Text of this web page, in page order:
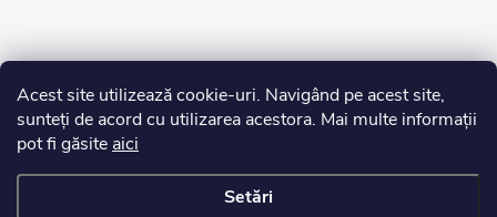
Acest site utilizează cookie-uri. Navigând pe acest site,
sunteți de acord cu utilizarea acestora. Mai multe informații
pot fi găsite aici
Setări